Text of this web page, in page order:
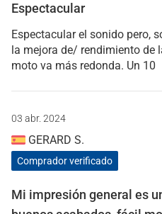
Espectacular
Espectacular el sonido pero,
la mejora de/ rendimiento de
moto va más redonda. Un 10
03 abr. 2024
GERARD S.
Comprador verificado
Mi impresión general es